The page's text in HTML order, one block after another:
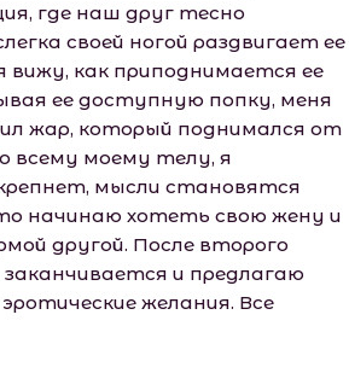
где наш друг тесно
своей ногой раздвигает ее
вижу, как приподнимается ее
ее доступную попку, меня
жар, который поднимался от
всему моему телу, я
мысли становятся
начинаю хотеть свою жену и
другой. После второго
и предлагаю
желания. Все